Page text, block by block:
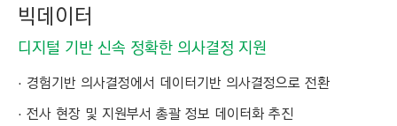
빅데이터
디지털 기반 신속 정확한 의사결정 지원
경험기반 의사결정에서 데이터기반 의사결정으로 전환
전사 현장 및 지원부서 총괄 정보 데이터화 추진